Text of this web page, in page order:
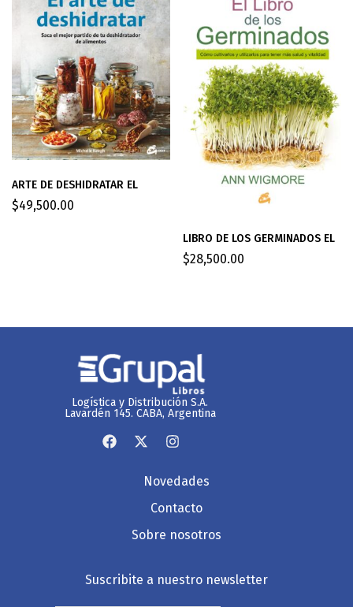
ARTE DE DESHIDRATAR EL
$49,500.00
LIBRO DE LOS GERMINADOS EL
$28,500.00
Logística y Distribución S.A.
Lavardén 145. CABA, Argentina
Novedades
Contacto
Sobre nosotros
Suscribite a nuestro newsletter